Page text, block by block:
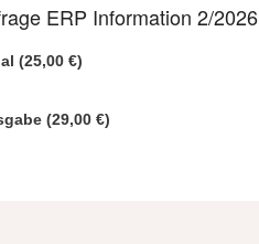
ERP Information 2/2026
(25,00 €)
Printausgabe (29,00 €)